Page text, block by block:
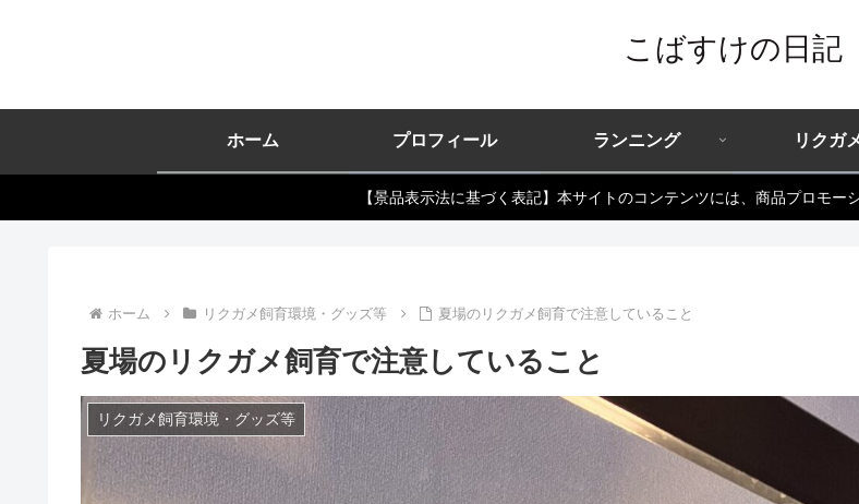
こばすけの日記
ホーム プロフィール ランニング リクガ
【景品表示法に基づく表記】本サイトのコンテンツには、商品プロモー
ホーム リクガメ飼育環境・グッズ等 夏場のリクガメ飼育で注意していること
夏場のリクガメ飼育で注意していること
リクガメ飼育環境・グッズ等